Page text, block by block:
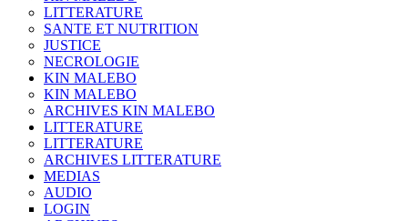
LITTERATURE
SANTE ET NUTRITION
JUSTICE
NECROLOGIE
KIN MALEBO
KIN MALEBO
ARCHIVES KIN MALEBO
LITTERATURE
LITTERATURE
ARCHIVES LITTERATURE
MEDIAS
AUDIO
LOGIN